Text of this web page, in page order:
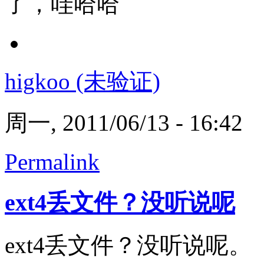
higkoo (未验证)
周一, 2011/06/13 - 16:42
Permalink
ext4丢文件？没听说呢
ext4丢文件？没听说呢。